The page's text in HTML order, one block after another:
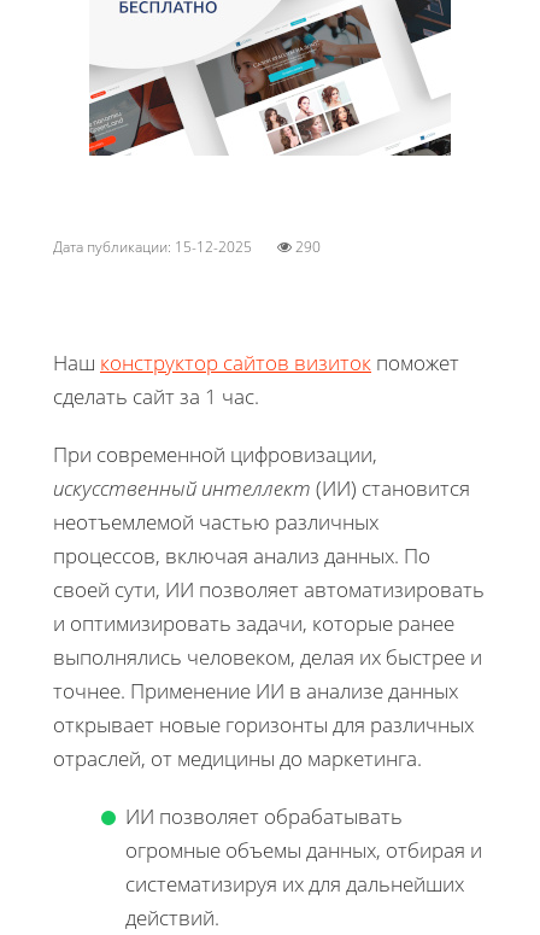
Дата публикации: 15-12-2025 290
Наш конструктор сайтов визиток поможет
сделать сайт за 1 час.
При современной цифровизации,
искусственный интеллект (ИИ) становится
неотъемлемой частью различных
процессов, включая анализ данных. По
своей сути, ИИ позволяет автоматизировать
и оптимизировать задачи, которые ранее
выполнялись человеком, делая их быстрее и
точнее. Применение ИИ в анализе данных
открывает новые горизонты для различных
отраслей, от медицины до маркетинга.
ИИ позволяет обрабатывать
огромные объемы данных, отбирая и
систематизируя их для дальнейших
действий.